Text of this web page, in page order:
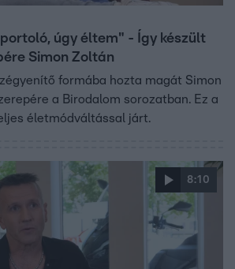
úgy éltem" - Így készült
Simon Zoltán
formába hozta magát Simon
a Birodalom sorozatban. Ez a
életmódváltással járt.
8:10